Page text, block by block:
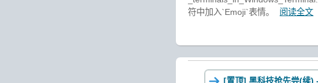
符中加入`Emoji`表情。
阅读全文
[置顶] 黑科技抢先尝(续